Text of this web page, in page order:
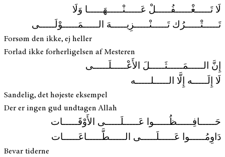
لَا تَـــــغْـــــفُـــــلْ عَـــــنْـــــهَـــــا وَلَا
تَـــــتْـــــرُك تَـــــنْـــــزِيـــــهَ الـــــمَـــــوْلَـــــى
Forsøm den ikke, ej heller
Forlad ikke forherligelsen af Mesteren
إِنَّ الـــــمَـــــثَـــــلَ الأَعْـــــلَـــــى
لَا إِلَـــــه إِلَّا الـــــلـــــه
Sandelig, det højeste eksempel
Der er ingen gud undtagen Allah
حَـــــافِـــــظُـــــوا عَـــــلَـــــى الأَوْقَـــــات
دَاوِمُـــــوا عَـــــلَـــــى الـــــطَّـــــاعَـــــات
Bevar tiderne